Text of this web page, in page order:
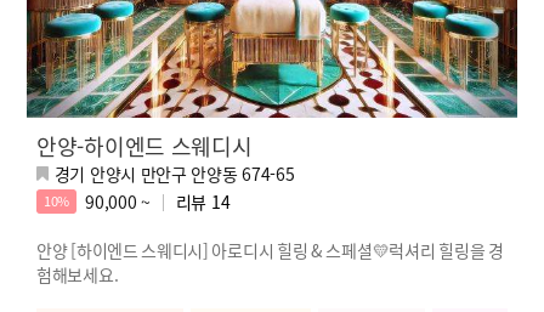
안양-하이엔드 스웨디시
경기 안양시 만안구 안양동 674-65
10% 90,000 ~ 리뷰 14
안양 [하이엔드 스웨디시] 아로디시 힐링 & 스페셜💛럭셔리 힐링을 경
험해보세요.